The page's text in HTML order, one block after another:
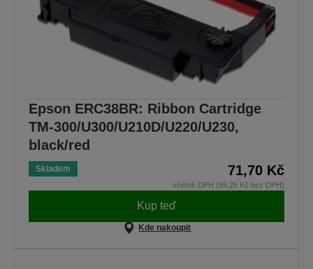
Epson ERC38BR: Ribbon Cartridge
TM-300/U300/U210D/U220/U230,
black/red
Skladem 71,70 Kč
včetně DPH (59,26 Kč bez DPH)
Kup teď
Kde nakoupit